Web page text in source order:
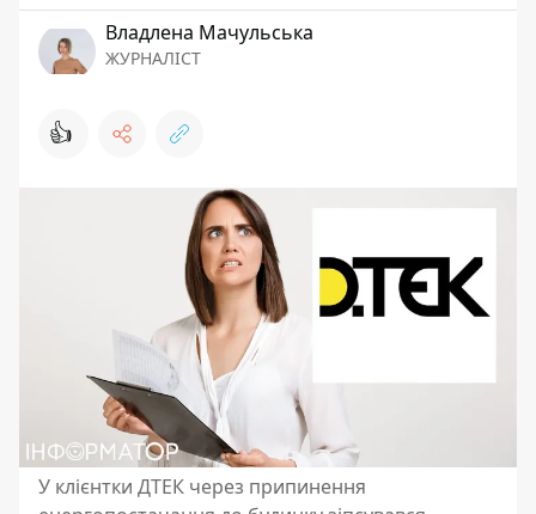
Владлена Мачульська
ЖУРНАЛІСТ
👍
У клієнтки ДТЕК через припинення